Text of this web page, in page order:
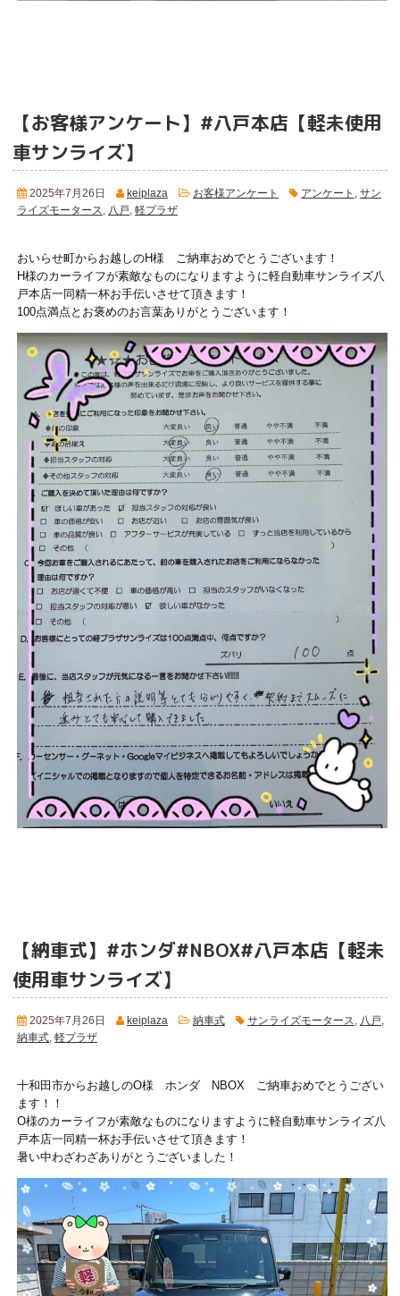
【お客様アンケート】#八戸本店【軽未使用
車サンライズ】
2025年7月26日 keiplaza お客様アンケート アンケート
サン
ライズモータース
八戸 軽プラザ
おいらせ町からお越しのH様 ご納車おめでとうございます！
H様のカーライフが素敵なものになりますように軽自動車サンライズ八
戸本店一同精一杯お手伝いさせて頂きます！
100点満点とお褒めのお言葉ありがとうございます！
【納車式】#ホンダ#NBOX#八戸本店【軽未
使用車サンライズ】
2025年7月26日 keiplaza 納車式 サンライズモータース 八戸
納車式 軽プラザ
十和田市からお越しのO様 ホンダ NBOX ご納車おめでとうござい
ます！！
O様のカーライフが素敵なものになりますように軽自動車サンライズ八
戸本店一同精一杯お手伝いさせて頂きます！
暑い中わざわざありがとうございました！